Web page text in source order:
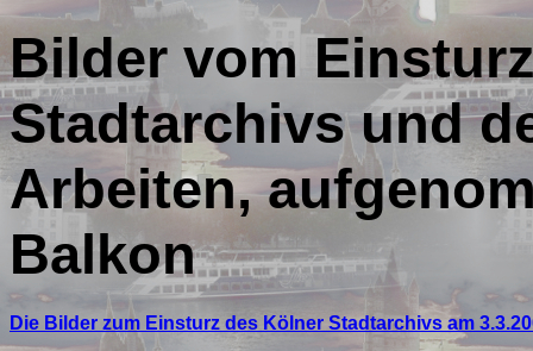
Bilder vom
Stadtarchivs und
Arbeiten,
Balkon
Die Bilder zum Einsturz des Kölner Stadtarchivs am